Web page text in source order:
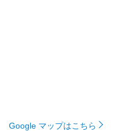
Google マップはこちら